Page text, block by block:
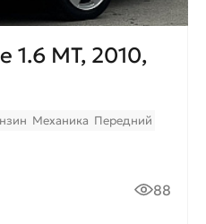
1.6 МТ, 2010,
Механика Передний
88